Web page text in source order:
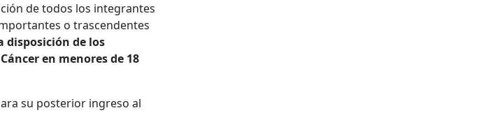
de todos los integrantes
o trascendentes
disposición de los
en menores de 18
su posterior ingreso al